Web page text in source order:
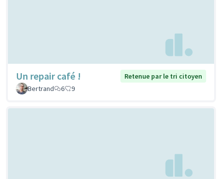
Un repair café !
Retenue par le tri citoyen
Bertrand
6 9